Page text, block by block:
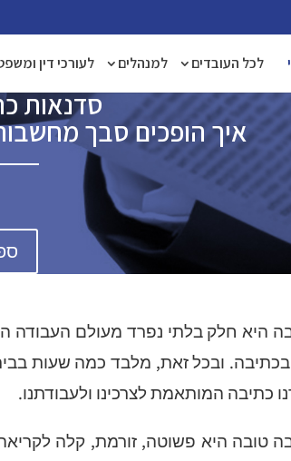
לכל העובדים למנהלים לעורכי דין
סדנאות
איך הופכים סבך
היא חלק בלתי נפרד מעולם העבודה
בכתיבה. ובכל זאת, מלבד כמה שעות
כתיבה המותאמת לצרכינו ולעבודתנו.
טובה היא פשוטה, זורמת, קלה